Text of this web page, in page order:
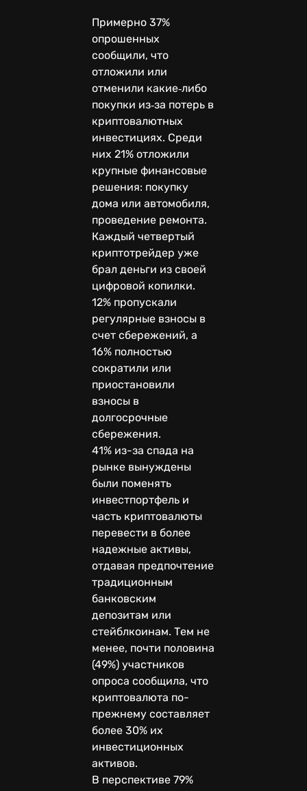
Примерно 37%
опрошенных
сообщили, что
отложили или
отменили какие‑либо
покупки из‑за потерь в
криптовалютных
инвестициях. Среди
них 21% отложили
крупные финансовые
решения: покупку
дома или автомобиля,
проведение ремонта.
Каждый четвертый
криптотрейдер уже
брал деньги из своей
цифровой копилки.
12% пропускали
регулярные взносы в
счет сбережений, а
16% полностью
сократили или
приостановили
взносы в
долгосрочные
сбережения.
41% из-за спада на
рынке вынуждены
были поменять
инвестпортфель и
часть криптовалюты
перевести в более
надежные активы,
отдавая предпочтение
традиционным
банковским
депозитам или
стейблкоинам. Тем не
менее, почти половина
(49%) участников
опроса сообщила, что
криптовалюта по-
прежнему составляет
более 30% их
инвестиционных
активов.
В перспективе 79%